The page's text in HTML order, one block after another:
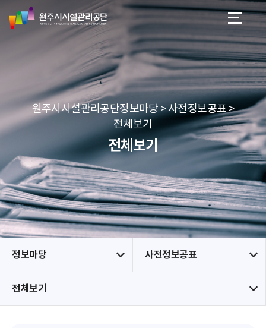
네
본문 바로가기
메뉴 바로가기
원
주
시
리
공
단
원주시시설관리공단정보마당 > 사전정보공표 >
전체보기
전체보기
정보마당 사전정보공표
전체보기